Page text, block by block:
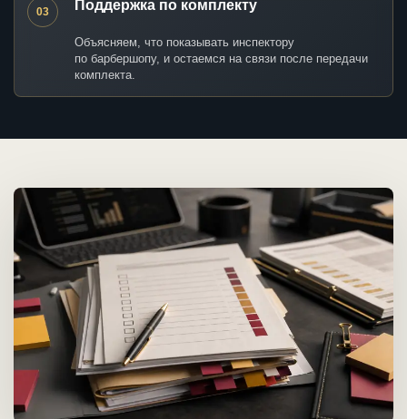
03 Поддержка по комплекту
Объясняем, что показывать инспектору
по барбершопу, и остаемся на связи после передачи
комплекта.